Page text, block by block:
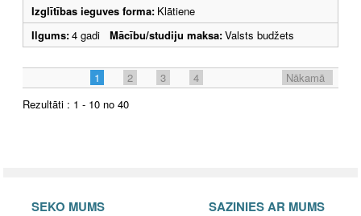
Izglītības ieguves forma: Klātiene
Ilgums:4 gadi Mācību/studiju maksa:Valsts budžets
1 2 3 4
Nākamā
Rezultāti : 1 - 10 no 40
SEKO MUMS SAZINIES AR MUMS